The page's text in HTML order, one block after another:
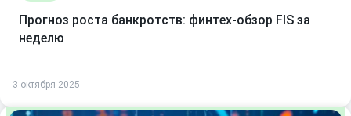
Прогноз роста банкротств: финтех-обзор FIS за
неделю
3 октября 2025